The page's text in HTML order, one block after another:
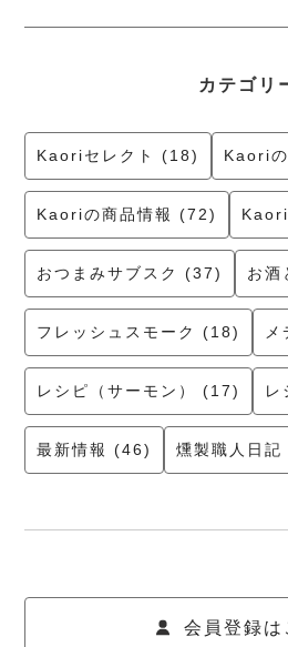
カテゴリ
Kaoriセレクト (18) Kaori
Kaoriの商品情報 (72)
おつまみサブスク (37) お酒
フレッシュスモーク (18) メ
レシピ（サーモン） (17) レ
最新情報 (46) 燻製職人日
会員登録は